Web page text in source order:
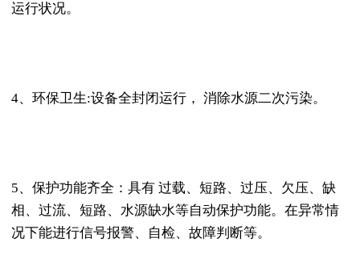
运行状况。
4、环保卫生:设备全封闭运行， 消除水源二次污染。
5、保护功能齐全：具有 过载、短路、过压、欠压、缺
相、过流、短路、水源缺水等自动保护功能。在异常情
况下能进行信号报警、自检、故障判断等。